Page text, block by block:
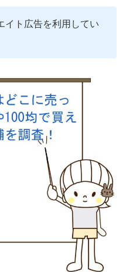
ト広告を利用してい